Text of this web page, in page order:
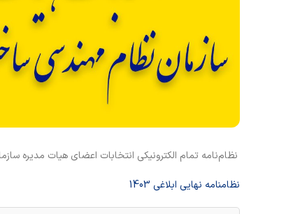
نظام‌نامه تمام الکترونیکی انتخابات اعضای هیات مدیره
نظامنامه نهایی ابلاغی 1403